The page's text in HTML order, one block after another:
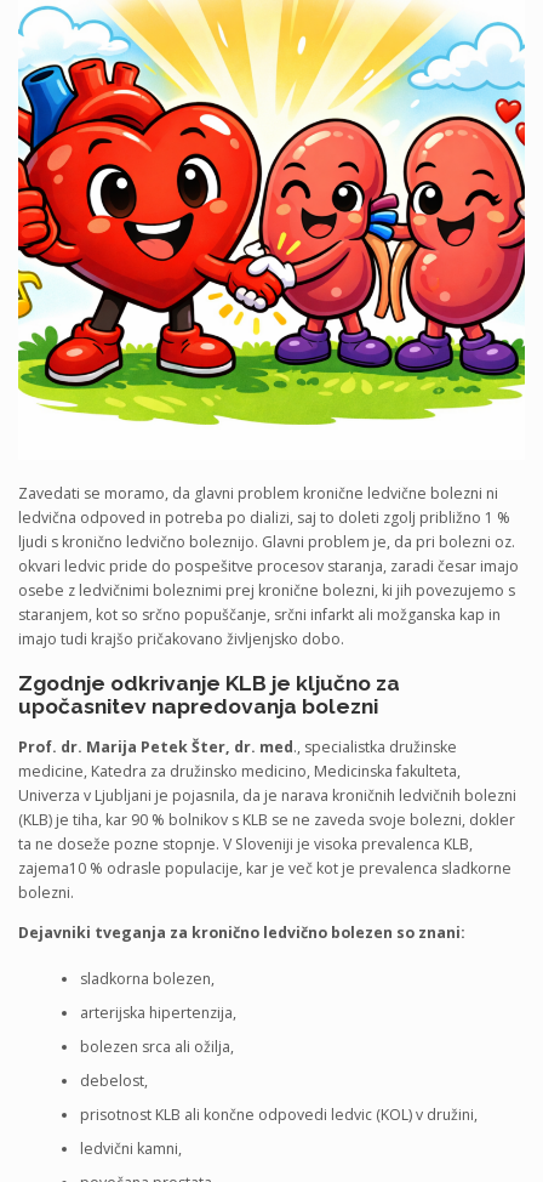
Zavedati se moramo, da glavni problem kronične ledvične bolezni ni
ledvična odpoved in potreba po dializi, saj to doleti zgolj približno 1 %
ljudi s kronično ledvično boleznijo. Glavni problem je, da pri bolezni oz.
okvari ledvic pride do pospešitve procesov staranja, zaradi česar imajo
osebe z ledvičnimi boleznimi prej kronične bolezni, ki jih povezujemo s
staranjem, kot so srčno popuščanje, srčni infarkt ali možganska kap in
imajo tudi krajšo pričakovano življenjsko dobo.
Zgodnje odkrivanje KLB je ključno za
upočasnitev napredovanja bolezni
Prof. dr. Marija Petek Šter, dr. med., specialistka družinske
medicine, Katedra za družinsko medicino, Medicinska fakulteta,
Univerza v Ljubljani je pojasnila, da je narava kroničnih ledvičnih bolezni
(KLB) je tiha, kar 90 % bolnikov s KLB se ne zaveda svoje bolezni, dokler
ta ne doseže pozne stopnje. V Sloveniji je visoka prevalenca KLB,
zajema10 % odrasle populacije, kar je več kot je prevalenca sladkorne
bolezni.
Dejavniki tveganja za kronično ledvično bolezen so znani:
sladkorna bolezen,
arterijska hipertenzija,
bolezen srca ali ožilja,
debelost,
prisotnost KLB ali končne odpovedi ledvic (KOL) v družini,
ledvični kamni,